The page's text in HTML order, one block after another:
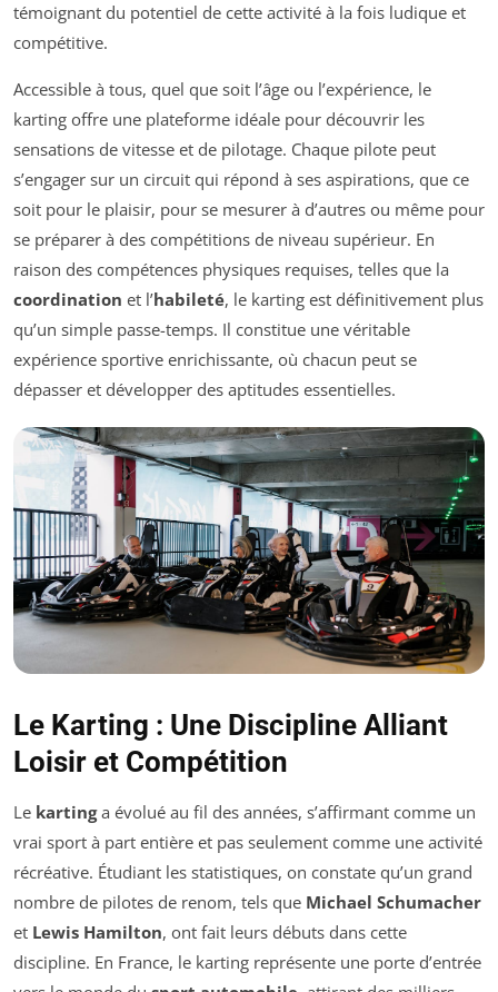
témoignant du potentiel de cette activité à la fois ludique et
compétitive.
Accessible à tous, quel que soit l’âge ou l’expérience, le
karting offre une plateforme idéale pour découvrir les
sensations de vitesse et de pilotage. Chaque pilote peut
s’engager sur un circuit qui répond à ses aspirations, que ce
soit pour le plaisir, pour se mesurer à d’autres ou même pour
se préparer à des compétitions de niveau supérieur. En
raison des compétences physiques requises, telles que la
coordination et l’habileté, le karting est définitivement plus
qu’un simple passe-temps. Il constitue une véritable
expérience sportive enrichissante, où chacun peut se
dépasser et développer des aptitudes essentielles.
Le Karting : Une Discipline Alliant
Loisir et Compétition
Le kartinga évolué au fil des années, s’affirmant comme un
vrai sport à part entière et pas seulement comme une activité
récréative. Étudiant les statistiques, on constate qu’un grand
nombre de pilotes de renom, tels que Michael Schumacher
et Lewis Hamilton, ont fait leurs débuts dans cette
discipline. En France, le karting représente une porte d’entrée